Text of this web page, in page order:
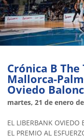
Crónica B
Mallorca-
Oviedo
martes, 21 de enero
EL LIBERBANK OVIEDO
EL PREMIO AL